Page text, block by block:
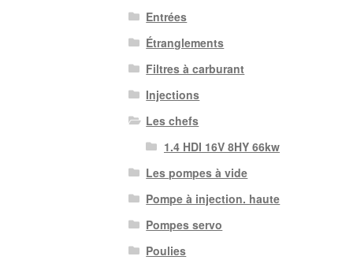
Entrées
Étranglements
Filtres à carburant
Injections
Les chefs
1.4 HDI 16V 8HY 66kw
Les pompes à vide
Pompe à injection. haute
Pompes servo
Poulies